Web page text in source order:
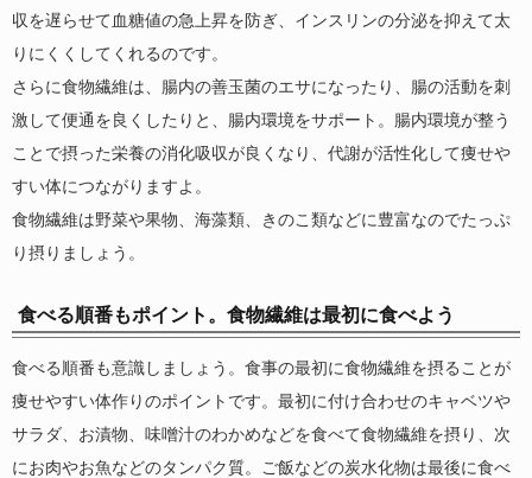
収を遅らせて血糖値の急上昇を防ぎ、インスリンの分泌を抑えて太
りにくくしてくれるのです。
さらに食物繊維は、腸内の善玉菌のエサになったり、腸の活動を刺
激して便通を良くしたりと、腸内環境をサポート。腸内環境が整う
ことで摂った栄養の消化吸収が良くなり、代謝が活性化して痩せや
すい体につながりますよ。
食物繊維は野菜や果物、海藻類、きのこ類などに豊富なのでたっぷ
り摂りましょう。
食べる順番もポイント。食物繊維は最初に食べよう
食べる順番も意識しましょう。食事の最初に食物繊維を摂ることが
痩せやすい体作りのポイントです。最初に付け合わせのキャベツや
サラダ、お漬物、味噌汁のわかめなどを食べて食物繊維を摂り、次
にお肉やお魚などのタンパク質。ご飯などの炭水化物は最後に食べ